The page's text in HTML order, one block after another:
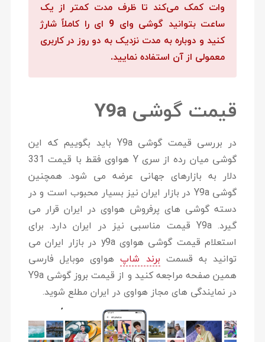
وات کمک می‌کند تا ظرف مدت کمتر از یک
ساعت بتوانید گوشی وای 9 ای را کاملاً شارژ
کنید و دوباره به مدت نزدیک به دو روز در کاربری
معمولی از آن استفاده نمایید.
قیمت گوشی Y9a
در بررسی قیمت گوشی Y9a باید بگوییم که این
گوشی میان رده از سری Y هواوی فقط با قیمت 331
دلار به بازارهای جهانی عرضه می شود. همچنین
گوشی Y9a در بازار ایران نیز بسیار محبوب است و در
دسته گوشی های پرفروش هواوی در ایران قرار می
گیرد. Y9a قیمت مناسبی نیز در ایران دارد. برای
استعلام قیمت گوشی هواوی y9a در بازار ایران می
توانید به قسمت برند شاپهواوی موبایل فارسی
همین صفحه مراجعه کنید و از قیمت بروز گوشی Y9a
در نمایندگی های مجاز هواوی در ایران مطلع شوید.